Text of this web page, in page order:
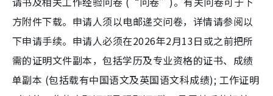
方附件下载。申请人须以电邮递交问卷，详情请参阅以
下申请手续。申请人必须在2026年2月13日或之前把所
需的证明文件副本，包括学历及专业资格的证书、成绩
单副本 (包括载有中国语文及英国语文科成绩); 工作证明